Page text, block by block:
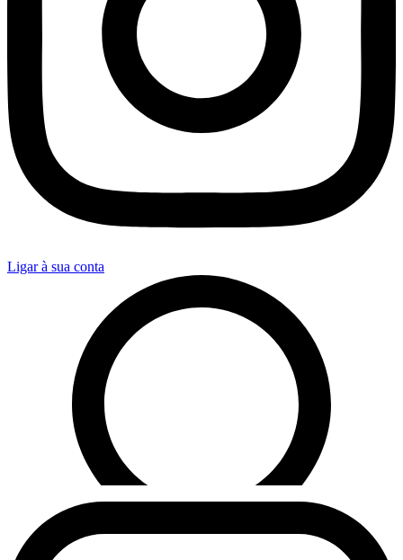
Ligar à sua conta